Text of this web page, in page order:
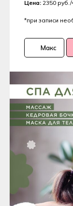
Цена: 2350
*при записи
Макс